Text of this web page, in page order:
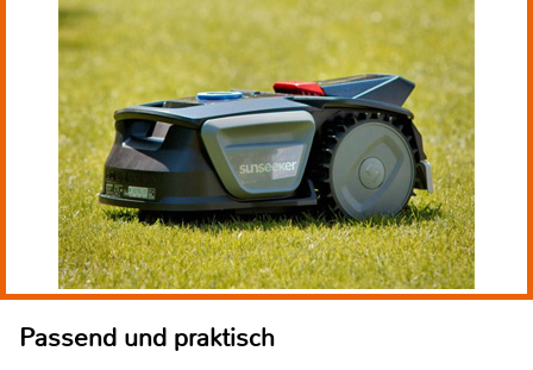
Passend und praktisch